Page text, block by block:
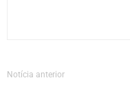
Notícia anterior